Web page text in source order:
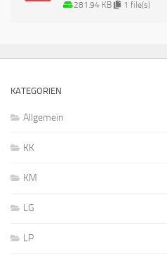
281.94 KB 1 file(s)
KATEGORIEN
Allgemein
KK
KM
LG
LP